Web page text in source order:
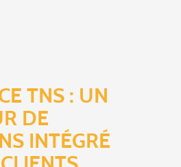
TNS : UN
DE
INTÉGRÉ